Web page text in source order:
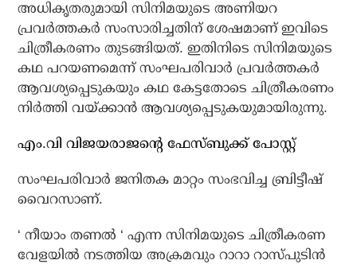
അധികൃതരുമായി സിനിമയുടെ അണിയറ
പ്രവര്‍ത്തകര്‍ സംസാരിച്ചതിന് ശേഷമാണ് ഇവിടെ
ചിത്രീകരണം തുടങ്ങിയത്. ഇതിനിടെ സിനിമയുടെ
കഥ പറയണമെന്ന് സംഘപരിവാര്‍ പ്രവര്‍ത്തകര്‍
ആവശ്യപ്പെടുകയും കഥ കേട്ടതോടെ ചിത്രീകരണം
നിര്‍ത്തി വയ്ക്കാന്‍ ആവശ്യപ്പെടുകയുമായിരുന്നു.
എം.വി വിജയരാജന്റെ ഫേസ്ബുക്ക് പോസ്റ്റ്
സംഘപരിവാര്‍ ജനിതക മാറ്റം സംഭവിച്ച ബ്രിട്ടീഷ്
വൈറസാണ്.
‘ നീയാം തണല്‍ ‘ എന്ന സിനിമയുടെ ചിത്രീകരണ
വേളയില്‍ നടത്തിയ അക്രമവും റാറാ റാസ്പുടിന്‍